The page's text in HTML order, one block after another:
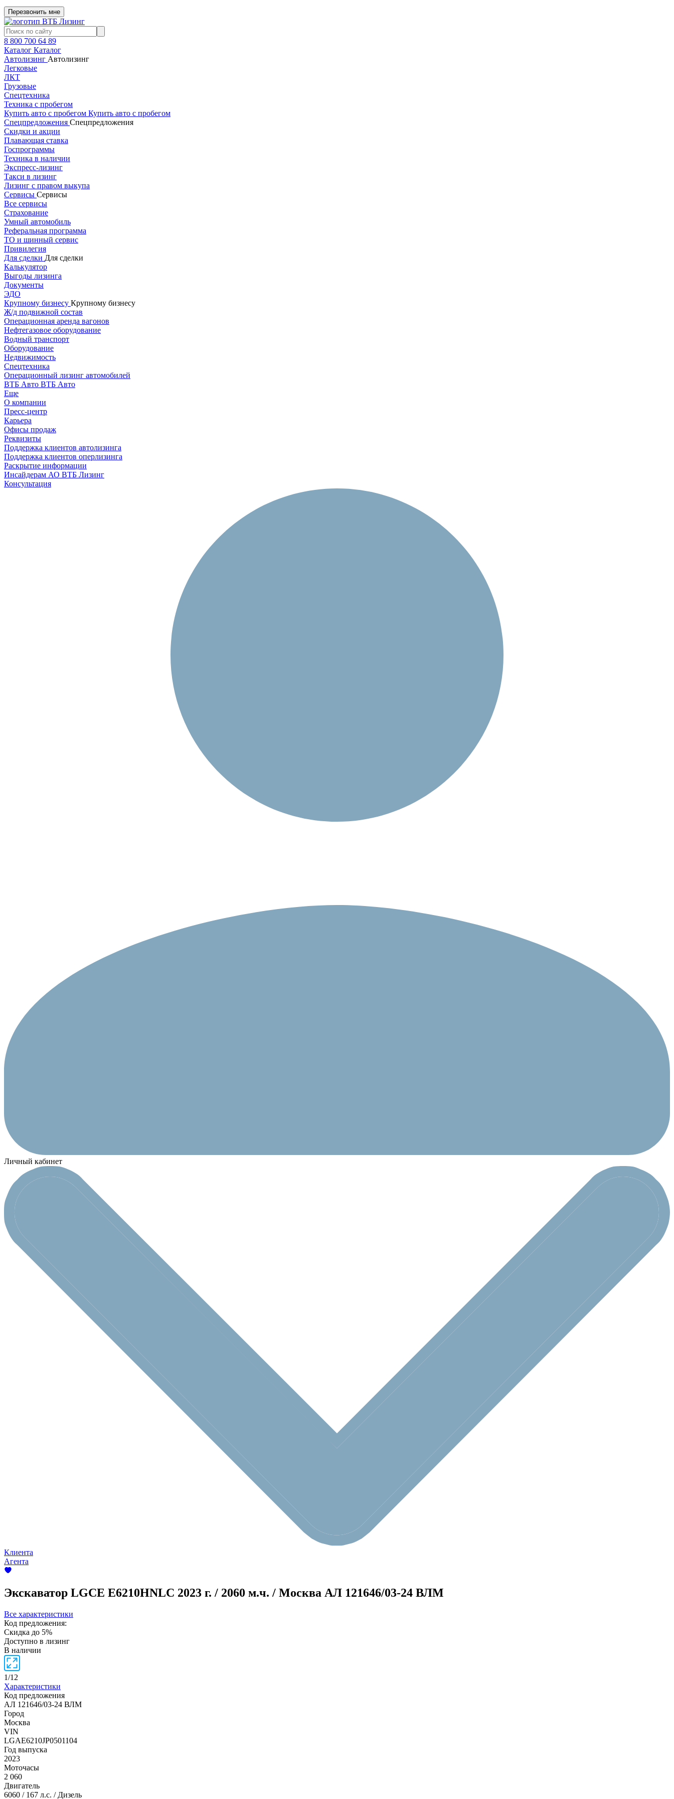
Перезвонить мне
8 800 700 64 89
Каталог Каталог
Автолизинг Автолизинг
Легковые
ЛКТ
Грузовые
Спецтехника
Техника с пробегом
Купить авто с пробегом Купить авто с пробегом
Спецпредложения Спецпредложения
Скидки и акции
Плавающая ставка
Госпрограммы
Техника в наличии
Экспресс-лизинг
Такси в лизинг
Лизинг с правом выкупа
Сервисы Сервисы
Все сервисы
Страхование
Умный автомобиль
Реферальная программа
ТО и шинный сервис
Привилегия
Для сделки Для сделки
Калькулятор
Выгоды лизинга
Документы
ЭДО
Крупному бизнесу Крупному бизнесу
Ж/д подвижной состав
Операционная аренда вагонов
Нефтегазовое оборудование
Водный транспорт
Оборудование
Недвижимость
Спецтехника
Операционный лизинг автомобилей
ВТБ Авто ВТБ Авто
Еще
О компании
Пресс-центр
Карьера
Офисы продаж
Реквизиты
Поддержка клиентов автолизинга
Поддержка клиентов оперлизинга
Раскрытие информации
Инсайдерам АО ВТБ Лизинг
Консультация
Личный кабинет
Клиента
Агента
Экскаватор LGCE E6210HNLC 2023 г. / 2060 м.ч. / Москва АЛ 121646/03-24 ВЛМ
Все характеристики
Код предложения:
Скидка до 5%
Доступно в лизинг
В наличии
1/12
Характеристики
Код предложения
АЛ 121646/03-24 ВЛМ
Город
Москва
VIN
LGAE6210JP0501104
Год выпуска
2023
Моточасы
2 060
Двигатель
6060 / 167 л.с. / Дизель